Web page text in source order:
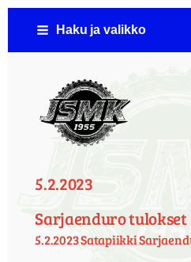
Siirry
Haku ja valikko
Jämsän
5.2.2023
Sarjaenduro tulokset
5.2.2023 Satapiikki